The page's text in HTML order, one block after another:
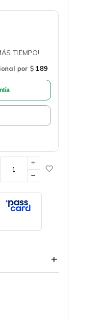
TIEMPO!
por $ 189
add
remove